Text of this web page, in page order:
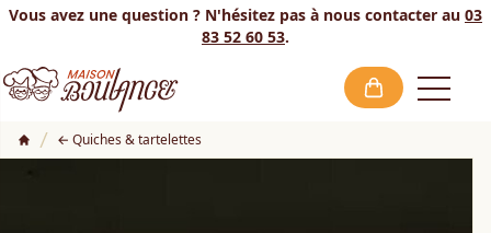
Vous avez une question ? N'hésitez pas à nous contacter au 03
83 52 60 53.
Quiches & tartelettes